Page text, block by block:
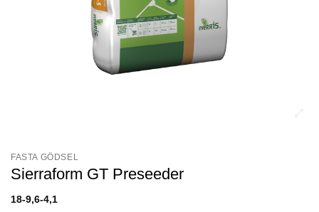
FASTA GÖDSEL
Sierraform GT Preseeder
18-9,6-4,1